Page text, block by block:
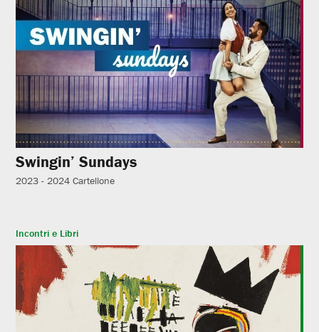
Swingin’ Sundays
2023 - 2024 Cartellone
Incontri e Libri